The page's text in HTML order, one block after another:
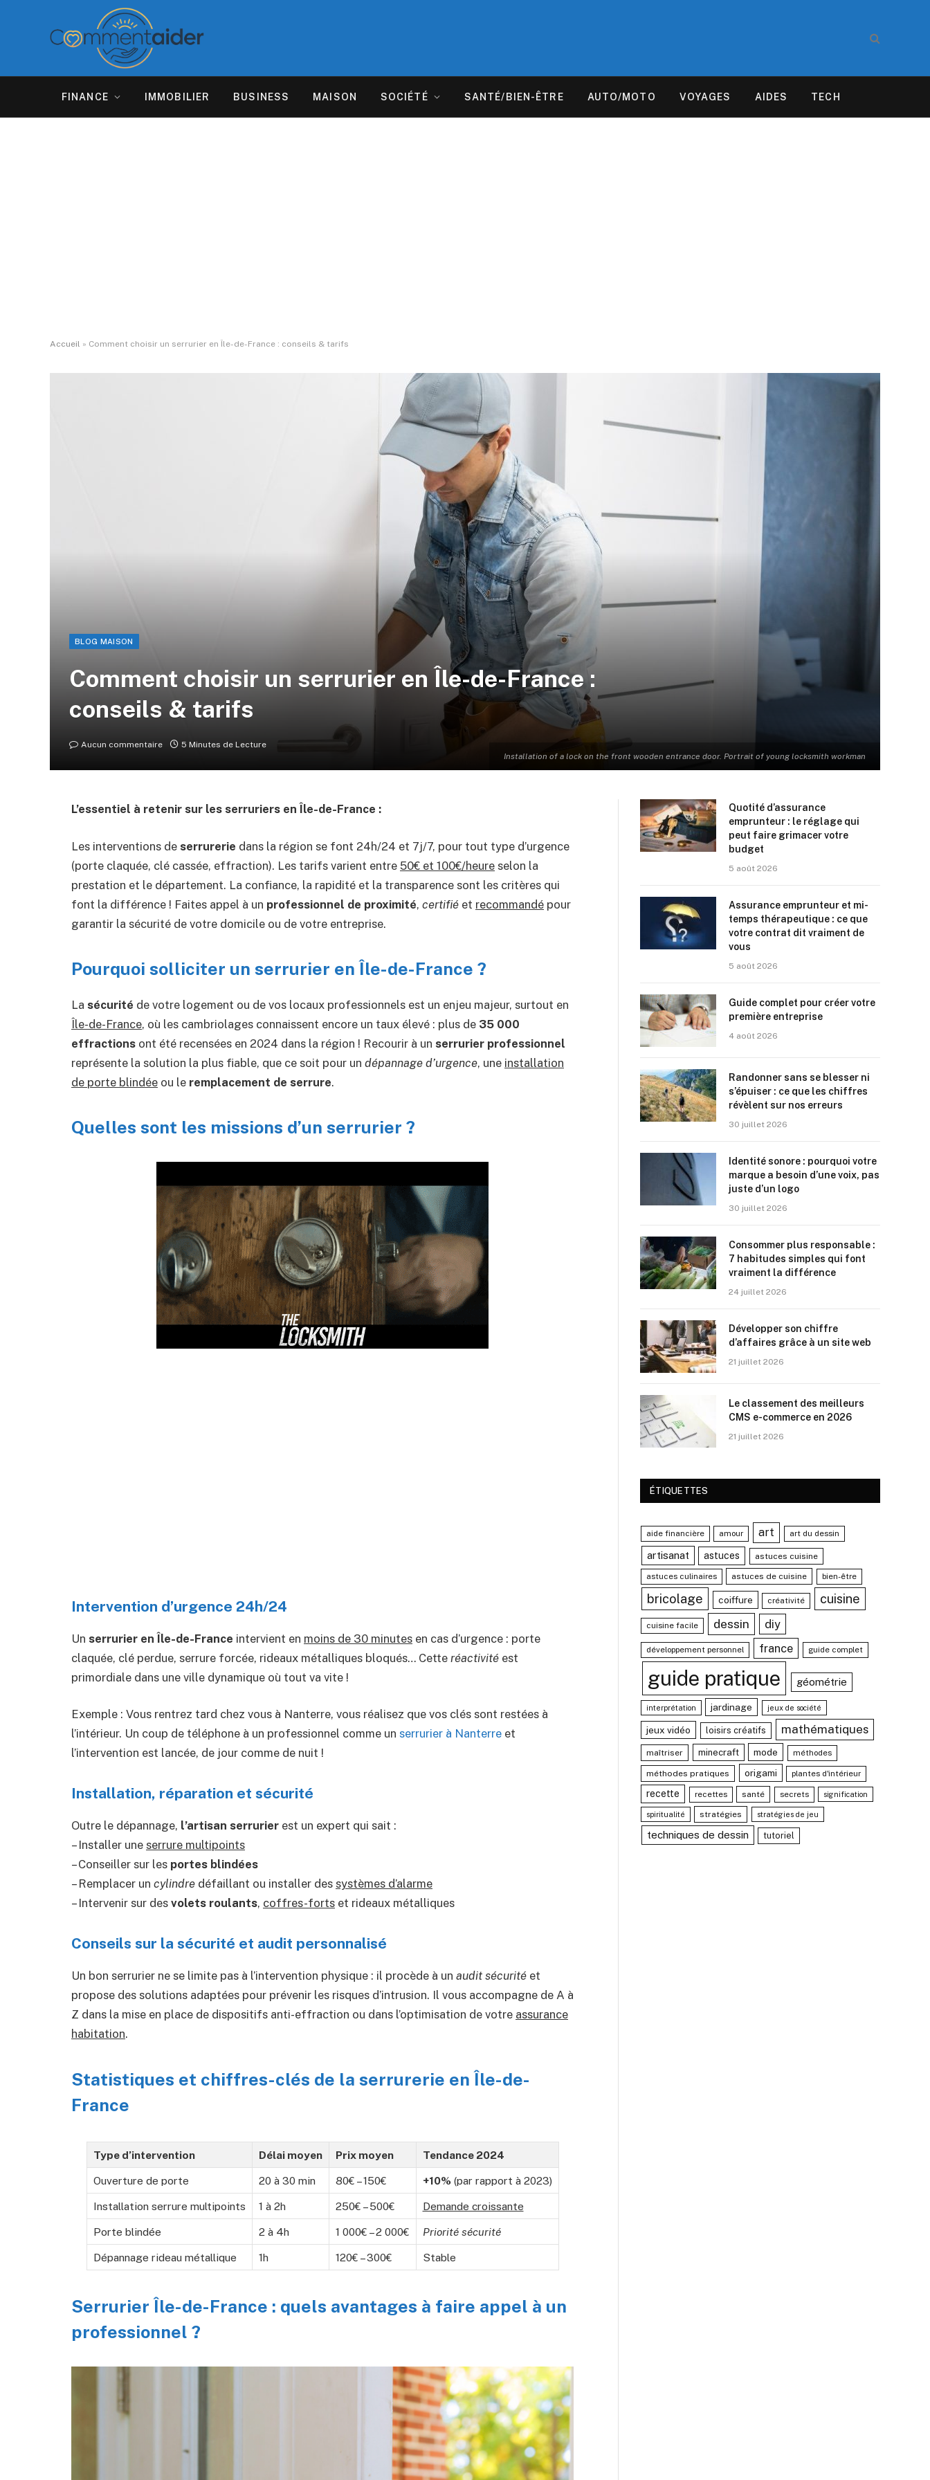
FINANCE IMMOBILIER BUSINESS MAISON SOCIÉTÉ SANTÉ/BIEN-ÊTRE AUTO/MOTO VOYAGES AIDES TECH
Accueil » Comment choisir un serrurier en Île-de-France : conseils & tarifs
Installation of a lock on the front wooden entrance door. Portrait of young locksmith workman
BLOG MAISON
Comment choisir un serrurier en Île-de-France :
conseils & tarifs
Aucun commentaire 5 Minutes de Lecture
L’essentiel à retenir sur les serruriers en Île-de-France :
Les interventions de serrurerie dans la région se font 24h/24 et 7j/7, pour tout type d’urgence
(porte claquée, clé cassée, effraction). Les tarifs varient entre 50€ et 100€/heure selon la
prestation et le département. La confiance, la rapidité et la transparence sont les critères qui
font la différence ! Faites appel à un professionnel de proximité, certifié et recommandé pour
garantir la sécurité de votre domicile ou de votre entreprise.
Pourquoi solliciter un serrurier en Île-de-France ?
La sécurité de votre logement ou de vos locaux professionnels est un enjeu majeur, surtout en
Île-de-France, où les cambriolages connaissent encore un taux élevé : plus de 35 000
effractions ont été recensées en 2024 dans la région ! Recourir à un serrurier professionnel
représente la solution la plus fiable, que ce soit pour un dépannage d’urgence, une installation
de porte blindée ou le remplacement de serrure.
Quelles sont les missions d’un serrurier ?
Intervention d’urgence 24h/24
Un serrurier en Île-de-France intervient en moins de 30 minutes en cas d’urgence : porte
claquée, clé perdue, serrure forcée, rideaux métalliques bloqués… Cette réactivité est
primordiale dans une ville dynamique où tout va vite !
Exemple : Vous rentrez tard chez vous à Nanterre, vous réalisez que vos clés sont restées à
l’intérieur. Un coup de téléphone à un professionnel comme un serrurier à Nanterre et
l’intervention est lancée, de jour comme de nuit !
Installation, réparation et sécurité
Outre le dépannage, l’artisan serrurier est un expert qui sait :
– Installer une serrure multipoints
– Conseiller sur les portes blindées
– Remplacer un cylindre défaillant ou installer des systèmes d’alarme
– Intervenir sur des volets roulants, coffres-forts et rideaux métalliques
Conseils sur la sécurité et audit personnalisé
Un bon serrurier ne se limite pas à l’intervention physique : il procède à un audit sécurité et
propose des solutions adaptées pour prévenir les risques d’intrusion. Il vous accompagne de A à
Z dans la mise en place de dispositifs anti-effraction ou dans l’optimisation de votre assurance
habitation.
Statistiques et chiffres-clés de la serrurerie en Île-de-
France
Type d’intervention Délai moyen Prix moyen Tendance 2024
Ouverture de porte 20 à 30 min 80€ – 150€ +10%(par rapport à 2023)
Installation serrure multipoints 1 à 2h 250€ – 500€ Demande croissante
Porte blindée 2 à 4h 1 000€ – 2 000€ Priorité sécurité
Dépannage rideau métallique 1h 120€ – 300€ Stable
Serrurier Île-de-France : quels avantages à faire appel à un
professionnel ?
Quotité d’assurance
emprunteur : le réglage qui
peut faire grimacer votre
budget
5 août 2026
Assurance emprunteur et mi-
temps thérapeutique : ce que
votre contrat dit vraiment de
vous
5 août 2026
Guide complet pour créer votre
première entreprise
4 août 2026
Randonner sans se blesser ni
s’épuiser : ce que les chiffres
révèlent sur nos erreurs
30 juillet 2026
Identité sonore : pourquoi votre
marque a besoin d’une voix, pas
juste d’un logo
30 juillet 2026
Consommer plus responsable :
7 habitudes simples qui font
vraiment la différence
24 juillet 2026
Développer son chiffre
d’affaires grâce à un site web
21 juillet 2026
Le classement des meilleurs
CMS e-commerce en 2026
21 juillet 2026
ÉTIQUETTES
aide financière amour art art du dessin
artisanat astuces astuces cuisine
astuces culinaires astuces de cuisine bien-être
bricolage coiffure créativité cuisine
cuisine facile dessin diy
développement personnel france guide complet
guide pratique géométrie
interprétation jardinage jeux de société
jeux vidéo loisirs créatifs mathématiques
maîtriser minecraft mode méthodes
méthodes pratiques origami plantes d'intérieur
recette recettes santé secrets signification
spiritualité stratégies stratégies de jeu
techniques de dessin tutoriel